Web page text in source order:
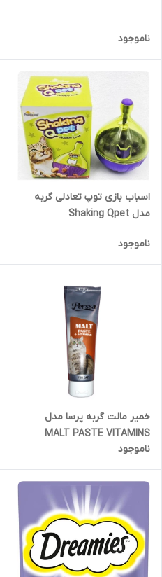
ناموجود
اسباب بازی توپ تعادلی گربه
مدل Shaking Qpet
ناموجود
خمیر مالت گربه پرسا مدل
MALT PASTE VITAMINS
ناموجود